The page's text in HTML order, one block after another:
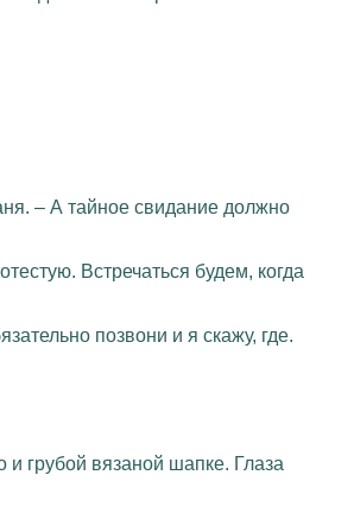
– А тайное свидание должно
Встречаться будем, когда
позвони и я скажу, где.
и грубой вязаной шапке. Глаза